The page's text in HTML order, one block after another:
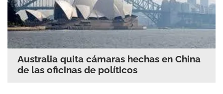
Australia quita cámaras hechas en China
de las oficinas de políticos